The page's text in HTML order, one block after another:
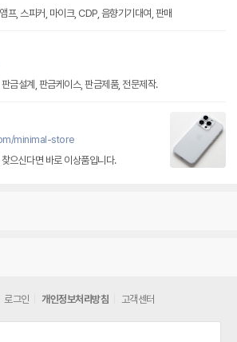
프, 스피커, 마이크, CDP, 음향기기대여, 판매
금설계, 판금케이스, 판금제품, 전문제작.
minimal-store
으신다면 바로 이상품입니다.
로그인 개인정보처리방침 고객센터